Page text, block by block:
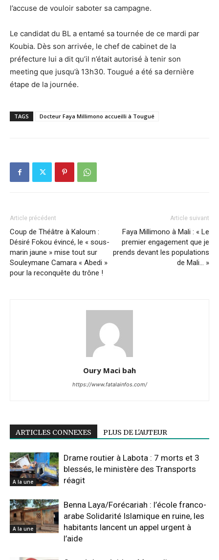
l’accuse de vouloir saboter sa campagne.
Le candidat du BL a entamé sa tournée de ce mardi par
Koubia. Dès son arrivée, le chef de cabinet de la
préfecture lui a dit qu’il n’était autorisé à tenir son
meeting que jusqu’à 13h30. Tougué a été sa dernière
étape de la journée.
TAGS Docteur Faya Millimono accueilli à Tougué
Article précédent
Coup de Théâtre à Kaloum :
Désiré Fokou évincé, le « sous-
marin jaune » mise tout sur
Souleymane Camara « Abedi »
pour la reconquête du trône !
Article suivant
Faya Millimono à Mali : « Le
premier engagement que je
prends devant les populations
de Mali… »
Oury Maci bah
https://www.fatalainfos.com/
ARTICLES CONNEXES PLUS DE L'AUTEUR
A la une
Drame routier à Labota : 7 morts et 3
blessés, le ministère des Transports
réagit
A la une
Benna Laya/Forécariah : l’école franco-
arabe Solidarité Islamique en ruine, les
habitants lancent un appel urgent à
l’aide